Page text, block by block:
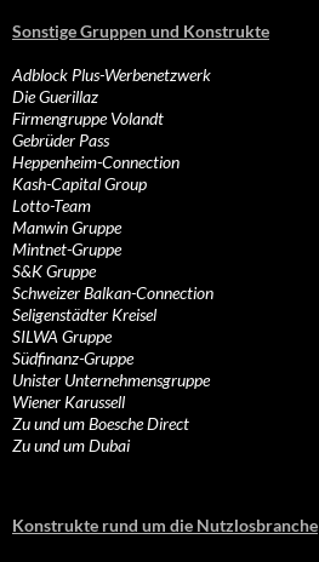
Sonstige Gruppen und Konstrukte
Adblock Plus-Werbenetzwerk
Die Guerillaz
Firmengruppe Volandt
Gebrüder Pass
Heppenheim-Connection
Kash-Capital Group
Lotto-Team
Manwin Gruppe
Mintnet-Gruppe
S&K Gruppe
Schweizer Balkan-Connection
Seligenstädter Kreisel
SILWA Gruppe
Südfinanz-Gruppe
Unister Unternehmensgruppe
Wiener Karussell
Zu und um Boesche Direct
Zu und um Dubai
Konstrukte rund um die Nutzlosbranche